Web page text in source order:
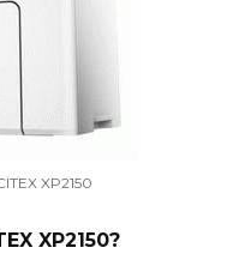
XP2150
XP2150?